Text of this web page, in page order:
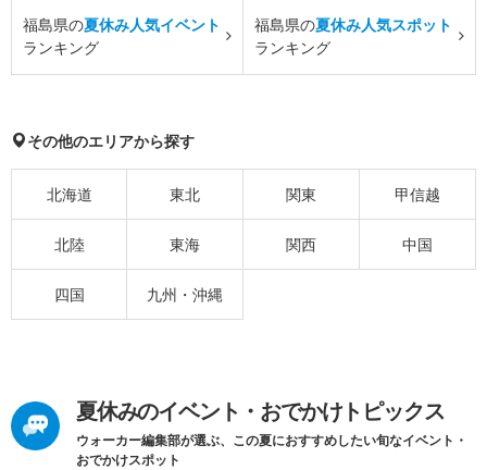
福島県の夏休み人気イベント
ランキング
福島県の夏休み人気スポット
ランキング
その他のエリアから探す
北海道 東北 関東 甲信越
北陸 東海 関西 中国
四国 九州・沖縄
夏休みのイベント・おでかけトピックス
ウォーカー編集部が選ぶ、この夏におすすめしたい旬なイベント・
おでかけスポット